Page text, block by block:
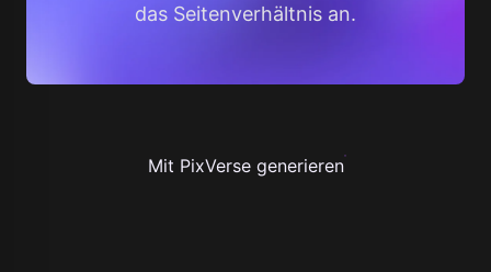
das Seitenverhältnis an.
Mit PixVerse generieren